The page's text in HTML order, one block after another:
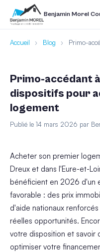
Benjamin Morel
Accueil › Blog › Primo-
Primo-accédant
dispositifs pour
logement
Publié le 14 mars 2026 par
Acheter son premier
Dreux et dans l'Eure-et-
bénéficient en 2026 d'un
favorable : des prix
d'aide nationaux
réelles opportunités.
votre disposition et savoir
optimiser votre